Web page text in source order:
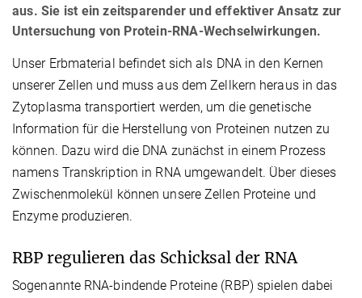
aus. Sie ist ein zeitsparender und effektiver Ansatz zur
Untersuchung von Protein-RNA-Wechselwirkungen.
Unser Erbmaterial befindet sich als DNA in den Kernen
unserer Zellen und muss aus dem Zellkern heraus in das
Zytoplasma transportiert werden, um die genetische
Information für die Herstellung von Proteinen nutzen zu
können. Dazu wird die DNA zunächst in einem Prozess
namens Transkription in RNA umgewandelt. Über dieses
Zwischenmolekül können unsere Zellen Proteine und
Enzyme produzieren.
RBP regulieren das Schicksal der RNA
Sogenannte RNA-bindende Proteine (RBP) spielen dabei